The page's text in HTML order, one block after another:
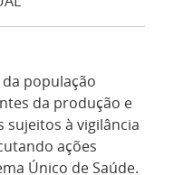
população
da produção e
sujeitos à vigilância
ações
Único de Saúde.